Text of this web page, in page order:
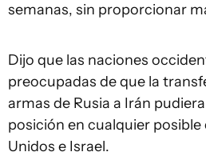
semanas, sin proporcionar
Dijo que las naciones
preocupadas de que la
armas de Rusia a Irán
posición en cualquier
Unidos e Israel.